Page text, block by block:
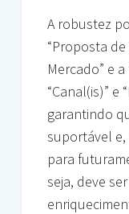
A robustez
“Proposta
Mercado” e
“Canal(is)” e
garantindo
suportável
para
seja, deve